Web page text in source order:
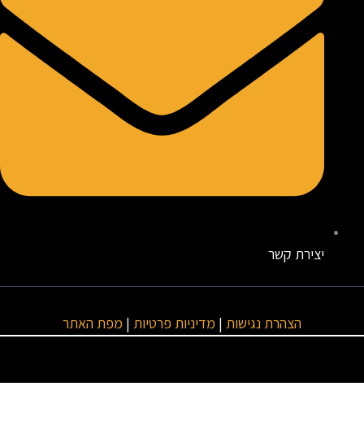
יצירת קשר
הצהרת נגישות| מדיניות פרטיות| מפת האתר